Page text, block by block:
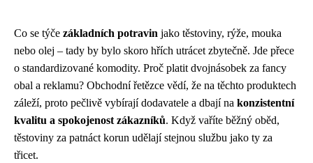
Co se týče základních potravin jako těstoviny, rýže, mouka
nebo olej – tady by bylo skoro hřích utrácet zbytečně. Jde přece
o standardizované komodity. Proč platit dvojnásobek za fancy
obal a reklamu? Obchodní řetězce vědí, že na těchto produktech
záleží, proto pečlivě vybírají dodavatele a dbají na konzistentní
kvalitu a spokojenost zákazníků. Když vaříte běžný oběd,
těstoviny za patnáct korun udělají stejnou službu jako ty za
třicet.